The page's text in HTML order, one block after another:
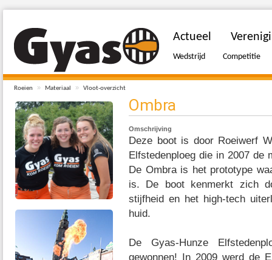
Roeien » Materiaal » Vloot-overzicht
Actueel
Wedstrijd Competitie
Ombra
Omschrijving
Deze boot is door Roeiwerf
Elfstedenploeg die in 2007 de
De Ombra is het prototype
is. De boot kenmerkt zich
stijfheid en het high-tech
huid.
De Gyas-Hunze
gewonnen! In 2009 werd de